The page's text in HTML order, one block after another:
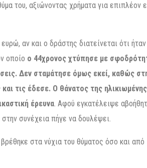
του, αξιώνοντας χρήματα για επιπλέον
αν και ο δράστης διατείνεται ότι
οποίο ο 44χρονος χτύπησε με
Δεν σταμάτησε όμως εκεί, καθώς
τις έδεσε. Ο θάνατος της ηλικιωμένης
έρευνα. Αφού εγκατέλειψε
συνέχεια πήγε να δουλέψει.
στα νύχια του θύματος όσο και από